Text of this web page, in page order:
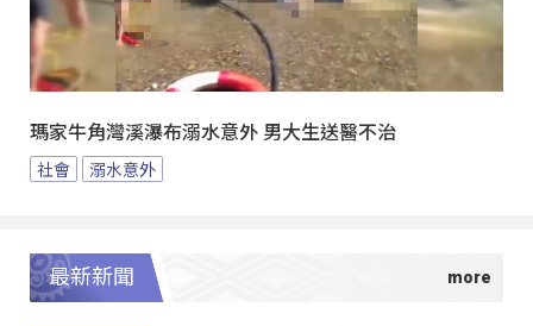
瑪家牛角灣溪瀑布溺水意外 男大生送醫不治
社會 溺水意外
最新新聞